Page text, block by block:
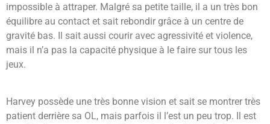
impossible à attraper. Malgré sa petite taille, il a un très bon
équilibre au contact et sait rebondir grâce à un centre de
gravité bas. Il sait aussi courir avec agressivité et violence,
mais il n’a pas la capacité physique à le faire sur tous les
jeux.
Harvey possède une très bonne vision et sait se montrer très
patient derrière sa OL, mais parfois il l’est un peu trop. Il est